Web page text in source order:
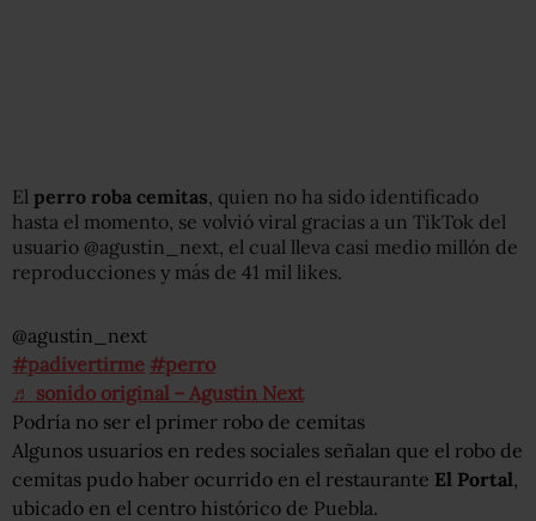
El perro roba cemitas, quien no ha sido identificado
hasta el momento, se volvió viral gracias a un TikTok del
usuario @agustin_next, el cual lleva casi medio millón de
reproducciones y más de 41 mil likes.
@agustin_next
#padivertirme #perro
♬ sonido original – Agustin Next
Podría no ser el primer robo de cemitas
Algunos usuarios en redes sociales señalan que el robo de
cemitas pudo haber ocurrido en el restaurante El Portal,
ubicado en el centro histórico de Puebla.